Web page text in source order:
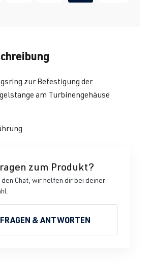
zur Befestigung der
am Turbinengehäuse
zum Produkt?
Chat, wir helfen dir bei deiner
FRAGEN & ANTWORTEN